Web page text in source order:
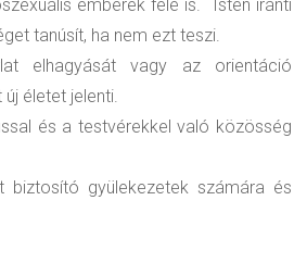
emberek felé is. Isten iránti
tanúsít, ha nem ezt teszi.
elhagyását vagy az orientáció
életet jelenti.
és a testvérekkel való közösség
gyülekezetek számára és